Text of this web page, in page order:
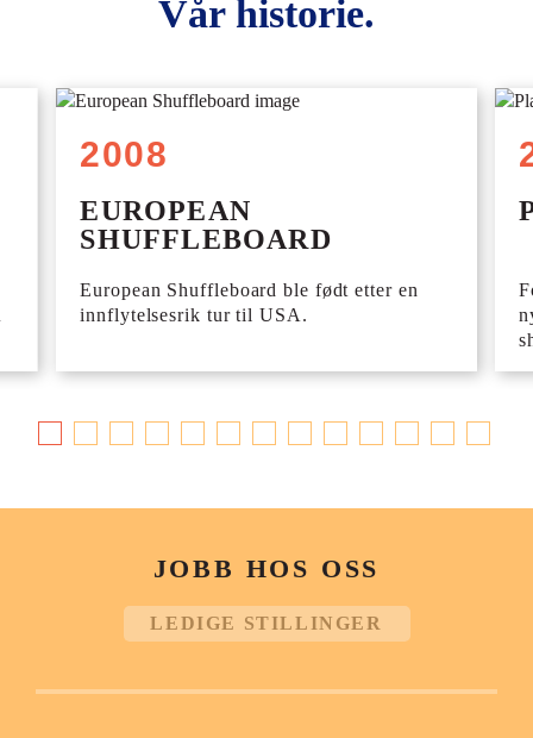
Vår historie.
2008
EUROPEAN
SHUFFLEBOARD
European Shuffleboard ble født etter en
innflytelsesrik tur til USA.
JOBB HOS OSS
LEDIGE STILLINGER